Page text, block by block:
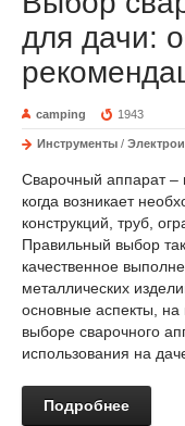
для дачи:
camping 1943
Инструменты /
Сварочный аппарат
когда возникает
конструкций, труб,
Правильный выбор
качественное
металлических
основные аспекты, на
выборе сварочного
использования на
Подробнее